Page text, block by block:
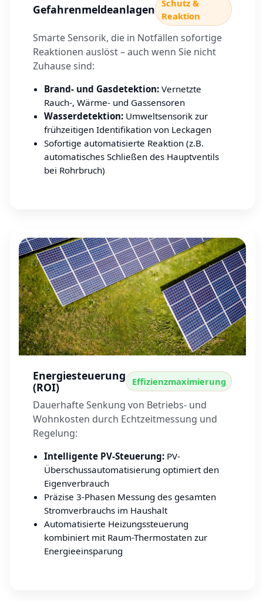
Gefahrenmeldeanlagen Schutz &
Reaktion
Smarte Sensorik, die in Notfällen sofortige
Reaktionen auslöst – auch wenn Sie nicht
Zuhause sind:
Brand- und Gasdetektion: Vernetzte
Rauch-, Wärme- und Gassensoren
Wasserdetektion: Umweltsensorik zur
frühzeitigen Identifikation von Leckagen
Sofortige automatisierte Reaktion (z.B.
automatisches Schließen des Hauptventils
bei Rohrbruch)
Energiesteuerung
(ROI)
Effizienzmaximierung
Dauerhafte Senkung von Betriebs- und
Wohnkosten durch Echtzeitmessung und
Regelung:
Intelligente PV-Steuerung: PV-
Überschussautomatisierung optimiert den
Eigenverbrauch
Präzise 3-Phasen Messung des gesamten
Stromverbrauchs im Haushalt
Automatisierte Heizungssteuerung
kombiniert mit Raum-Thermostaten zur
Energieeinsparung